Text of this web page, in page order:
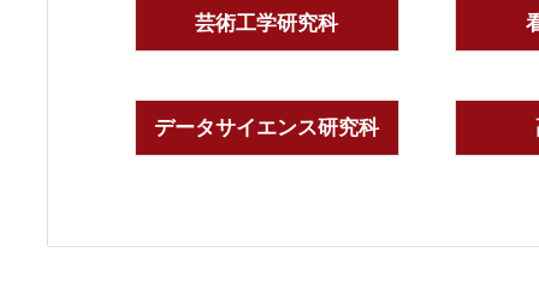
芸術工学研究科
データサイエンス研究科